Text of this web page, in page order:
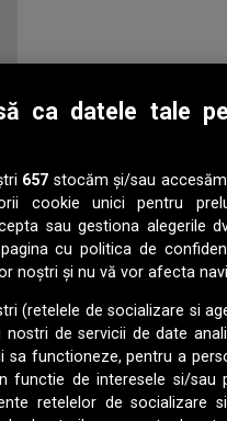
ca datele tale
657 stocăm și/sau
cookie unici pentru
sau gestiona alegerile
cu politica de
noștri și nu vă vor afecta
(retelele de socializare si
de servicii de date
sa functioneze, pentru a
functie de interesele si/sau
retelelor de socializare